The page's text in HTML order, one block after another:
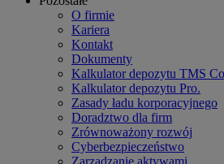
O firmie
Kariera
Kontakt
Dokumenty
Kalkulator depozytu TMS
Kalkulator depozytu Pro.
Zasady ładu korporacyjnego
Doradztwo dla firm
Zrównoważony rozwój
Cyberbezpieczeństwo